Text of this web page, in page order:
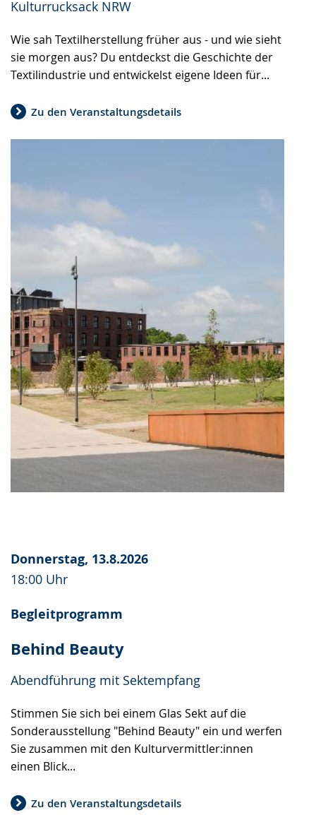
Kulturrucksack NRW
Wie sah Textilherstellung früher aus - und wie sieht
sie morgen aus? Du entdeckst die Geschichte der
Textilindustrie und entwickelst eigene Ideen für...
Zu den Veranstaltungsdetails
Donnerstag, 13.8.2026
18:00 Uhr
Begleitprogramm
Behind Beauty
Abendführung mit Sektempfang
Stimmen Sie sich bei einem Glas Sekt auf die
Sonderausstellung "Behind Beauty" ein und werfen
Sie zusammen mit den Kulturvermittler:innen
einen Blick...
Zu den Veranstaltungsdetails